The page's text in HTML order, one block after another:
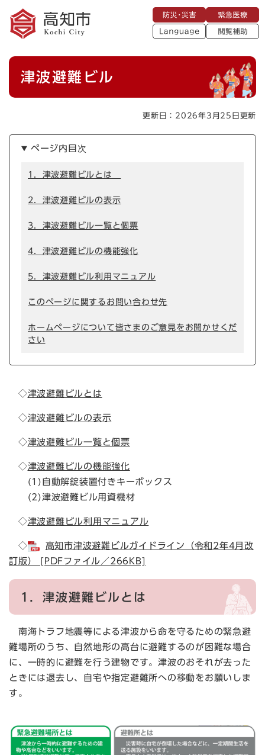
メニューを飛ばして本文へ
災
・
災
急
医
療
L
a
閲
助
本
津波避難ビル
更新日：2026年3月25日更新
ページ内目次
1．津波避難ビルとは
2．津波避難ビルの表示
3．津波避難ビル一覧と個票
4．津波避難ビルの機能強化
5．津波避難ビル利用マニュアル
このページに関するお問い合わせ先
ホームページについて皆さまのご意見をお聞かせくだ
さい
◇津波避難ビルとは
◇津波避難ビルの表示
◇津波避難ビル一覧と個票
◇津波避難ビルの機能強化
(1)自動解錠装置付きキーボックス
(2)津波避難ビル用資機材
◇津波避難ビル利用マニュアル
◇
高知市津波避難ビルガイドライン（令和2年4月改
訂版） [PDFファイル／266KB]
1． 津波避難ビルとは
南海トラフ地震等による津波から命を守るための緊急避
難場所のうち、自然地形の高台に避難するのが困難な場合
に、一時的に避難を行う建物です。津波のおそれが去った
ときには退去し、自宅や指定避難所への移動をお願いしま
す。